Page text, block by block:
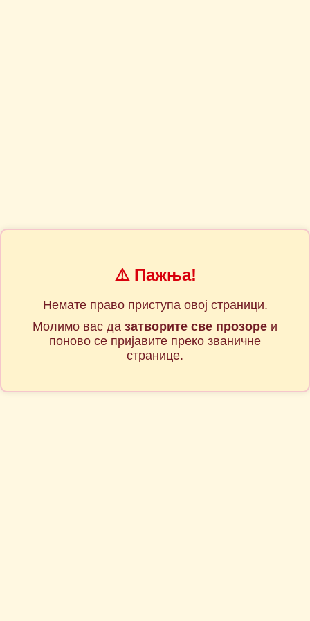
⚠️ Пажња!
Немате право приступа овој страници.
Молимо вас да затворите све прозоре и
поново се пријавите преко званичне
странице.